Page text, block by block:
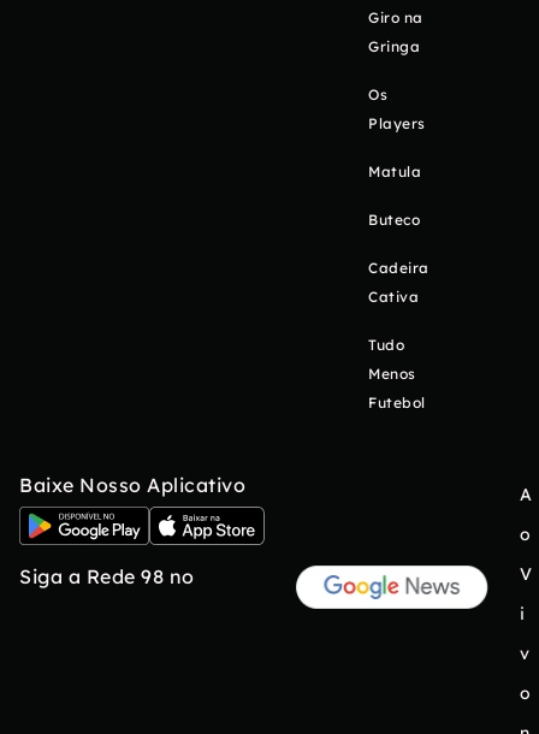
Giro na
Gringa
Os
Players
Matula
Buteco
Cadeira
Cativa
Tudo
Menos
Futebol
Baixe Nosso Aplicativo
Siga a Rede 98 no
A
o
V
i
v
o